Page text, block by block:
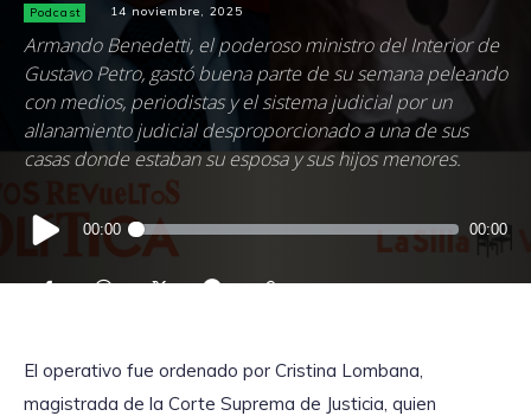
Podcast 14 noviembre, 2025
Armando Benedetti, el poderoso ministro del Interior de
Gustavo Petro, gastó buena parte de su semana peleando
con medios, periodistas y el sistema judicial por un
allanamiento judicial desproporcionado a una de sus
casas donde estaban su esposa y sus hijos menores.
Reproductor
de
00:00 00:00
El operativo fue ordenado por Cristina Lombana,
magistrada de la Corte Suprema de Justicia, quien